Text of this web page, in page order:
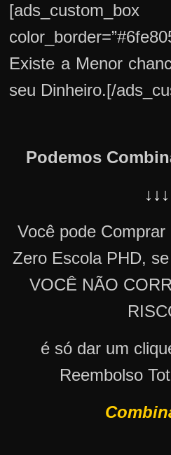
Existe a Menor
seu Dinheiro.[/
Podemos
↓↓↓
Você pode
Zero Escola PHD,
VOCÊ NÃO
é só dar um
Reembolso